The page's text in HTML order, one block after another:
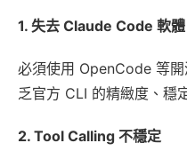
1. 失去 Claude Code 軟體
必須使用 OpenCode 等
乏官方 CLI 的精緻度、穩
2. Tool Calling 不穩定